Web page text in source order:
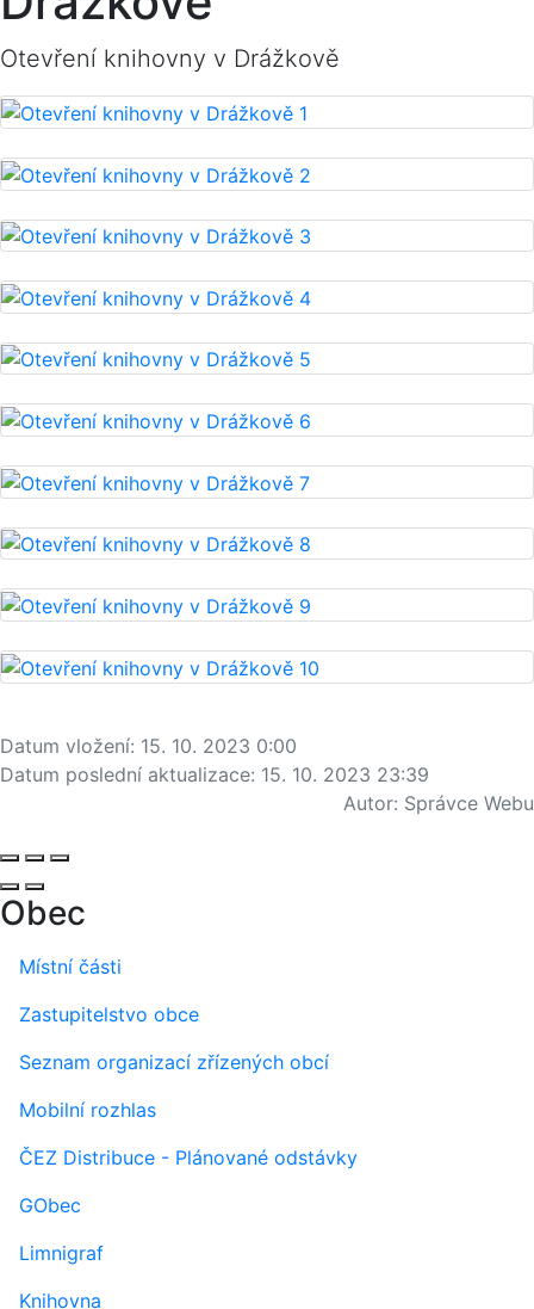
Otevření knihovny v Drážkově
Datum vložení: 15. 10. 2023 0:00
Datum poslední aktualizace: 15. 10. 2023 23:39
Autor: Správce Webu
Obec
Místní části
Zastupitelstvo obce
Seznam organizací zřízených obcí
Mobilní rozhlas
ČEZ Distribuce - Plánované odstávky
GObec
Limnigraf
Knihovna